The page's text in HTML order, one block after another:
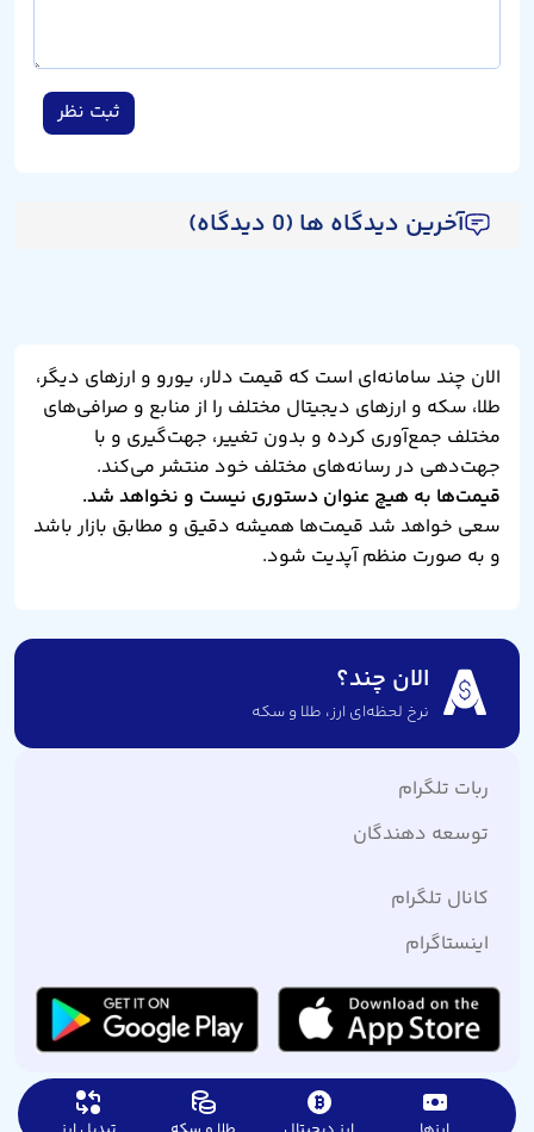
ثبت نظر
آخرین دیدگاه ها (0 دیدگاه)
الان چند سامانه‌ای است که قیمت دلار، یورو و ارزهای دیگر،
طلا، سکه و ارزهای دیجیتال مختلف را از منابع و صرافی‌های
مختلف جمع‌آوری کرده و بدون تغییر، جهت‌گیری و با
جهت‌دهی در رسانه‌های مختلف خود منتشر می‌کند.
قیمت‌ها به هیچ عنوان دستوری نیست و نخواهد شد.
سعی خواهد شد قیمت‌ها همیشه دقیق و مطابق بازار باشد
و به صورت منظم آپدیت شود.
الان چند؟
نرخ لحظه‌ای ارز،‌ طلا و سکه
ربات تلگرام
توسعه دهندگان
کانال تلگرام
اینستاگرام